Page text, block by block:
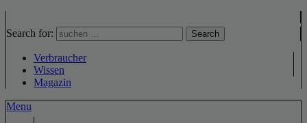
Search for: Search
Verbraucher
Wissen
Magazin
Menu